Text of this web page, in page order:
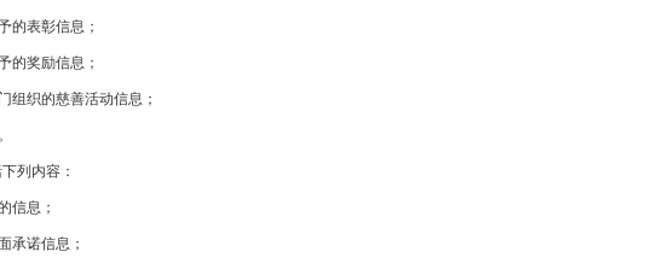
表彰信息；
奖励信息；
织的慈善活动信息；
列内容：
信息；
诺信息；